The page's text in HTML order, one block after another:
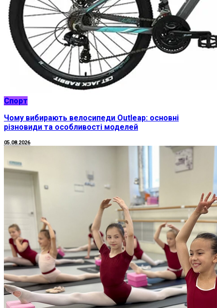
Спорт
Чому вибирають велосипеди Outleap: основні
різновиди та особливості моделей
05.08.2026